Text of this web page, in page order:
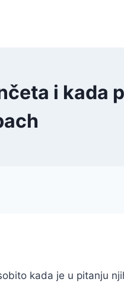
i kada
kada je u pitanju